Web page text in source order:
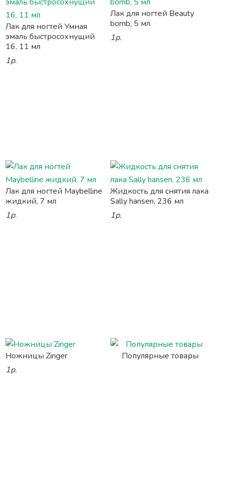
Лак для ногтей Умная
эмаль быстросохнущий
16, 11 мл
1р.
Лак для ногтей Beauty
bomb, 5 мл
1р.
Лак для ногтей Maybelline
жидкий, 7 мл
1р.
Жидкость для снятия лака
Sally hansen, 236 мл
1р.
Ножницы Zinger
1р.
Популярные товары